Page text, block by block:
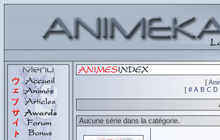
[
[ # A B C D
Aucune série dans la catégorie.